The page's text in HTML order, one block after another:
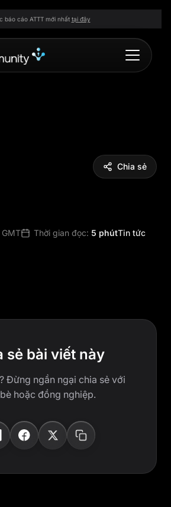
báo cáo ATTT mới nhất tại đây
Chia sẻ
Thời gian đọc: 5 phútTin tức
sẻ bài viết này
Đừng ngần ngại chia sẻ với
hoặc đồng nghiệp.